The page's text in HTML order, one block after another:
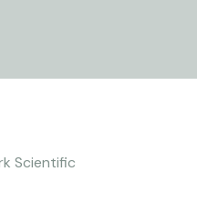
Scientific